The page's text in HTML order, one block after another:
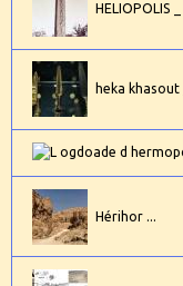
HELIOPOLIS
heka
Hérihor ...